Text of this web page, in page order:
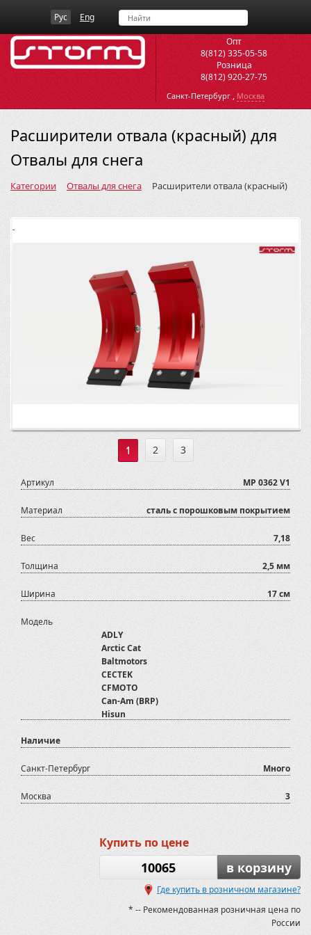
Рус Eng
Опт
8(812) 335-05-58
Розница
8(812) 920-27-75
Санкт-Петербург , Москва
Расширители отвала (красный) для
Отвалы для снега
Категории Отвалы для снега Расширители отвала (красный)
1 2 3
Артикул MP 0362 V1
Материал сталь с порошковым покрытием
Вес 7,18
Толщина 2,5 мм
Ширина 17 см
Модель
ADLY
Arctic Cat
Baltmotors
CECTEK
CFMOTO
Can-Am (BRP)
Hisun
Suzuki
Отвалы для снега
Русская Механика
Наличие
Санкт-Петербург Много
Москва 3
Купить по цене
10065 в корзину
Где купить в розничном магазине?
* -- Рекомендованная розничная цена по
России